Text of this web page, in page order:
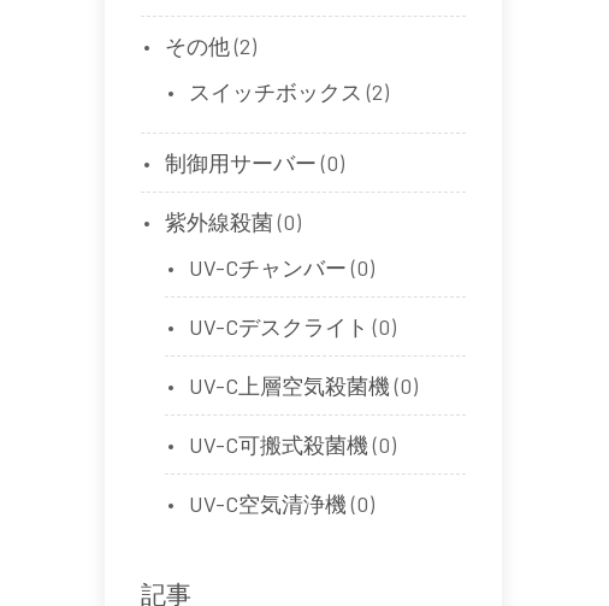
その他(2)
スイッチボックス (2)
制御用サーバー (0)
紫外線殺菌(0)
UV-Cチャンバー (0)
UV-Cデスクライト (0)
UV-C上層空気殺菌機 (0)
UV-C可搬式殺菌機 (0)
UV-C空気清浄機 (0)
記事